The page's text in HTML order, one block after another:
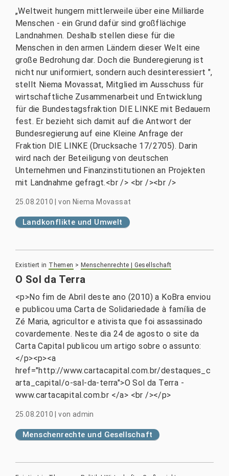
„Weltweit hungern mittlerweile über eine Milliarde
Menschen - ein Grund dafür sind großflächige
Landnahmen. Deshalb stellen diese für die
Menschen in den armen Ländern dieser Welt eine
große Bedrohung dar. Doch die Bunderegierung ist
nicht nur uniformiert, sondern auch desinteressiert ",
stellt Niema Movassat, Mitglied im Ausschuss für
wirtschaftliche Zusammenarbeit und Entwicklung
für die Bundestagsfraktion DIE LINKE mit Bedauern
fest. Er bezieht sich damit auf die Antwort der
Bundesregierung auf eine Kleine Anfrage der
Fraktion DIE LINKE (Drucksache 17/2705). Darin
wird nach der Beteiligung von deutschen
Unternehmen und Finanzinstitutionen an Projekten
mit Landnahme gefragt.<br /> <br /><br />
25.08.2010 |von Niema Movassat
Landkonflikte und Umwelt
Existiert in Themen > Menschenrechte | Gesellschaft
O Sol da Terra
<p>No fim de Abril deste ano (2010) a KoBra enviou
e publicou uma Carta de Solidariedade à família de
Zé Maria, agricultor e ativista que foi assassinado
covardemente. Neste dia 24 de agosto o site da
Carta Capital publicou um artigo sobre o assunto:
</p><p><a
href="http://www.cartacapital.com.br/destaques_c
arta_capital/o-sal-da-terra">O Sol da Terra -
www.cartacapital.com.br </a> <br /></p>
25.08.2010 |von admin
Menschenrechte und Gesellschaft